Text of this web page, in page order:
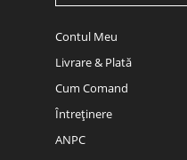
Contul Meu
Livrare & Plată
Cum Comand
Întreținere
ANPC